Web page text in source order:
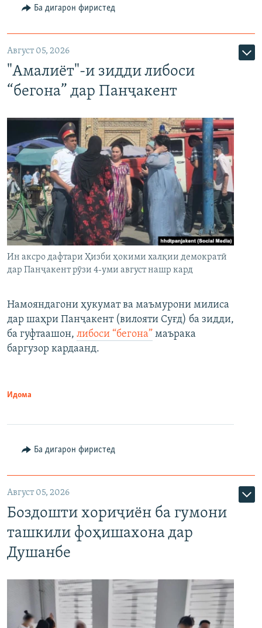
Ба дигарон фиристед
Август 05, 2026
"Амалиёт"-и зидди либоси
“бегона” дар Панҷакент
Ин аксро дафтари Ҳизби ҳокими халқии демократӣ
дар Панҷакент рӯзи 4-уми август нашр кард
Намояндагони ҳукумат ва маъмурони милиса
дар шаҳри Панҷакент (вилояти Суғд) ба зидди,
ба гуфтаашон, либоси “бегона” маърака
баргузор кардаанд.
Идома
Ба дигарон фиристед
Август 05, 2026
Боздошти хориҷиён ба гумони
ташкили фоҳишахона дар
Душанбе